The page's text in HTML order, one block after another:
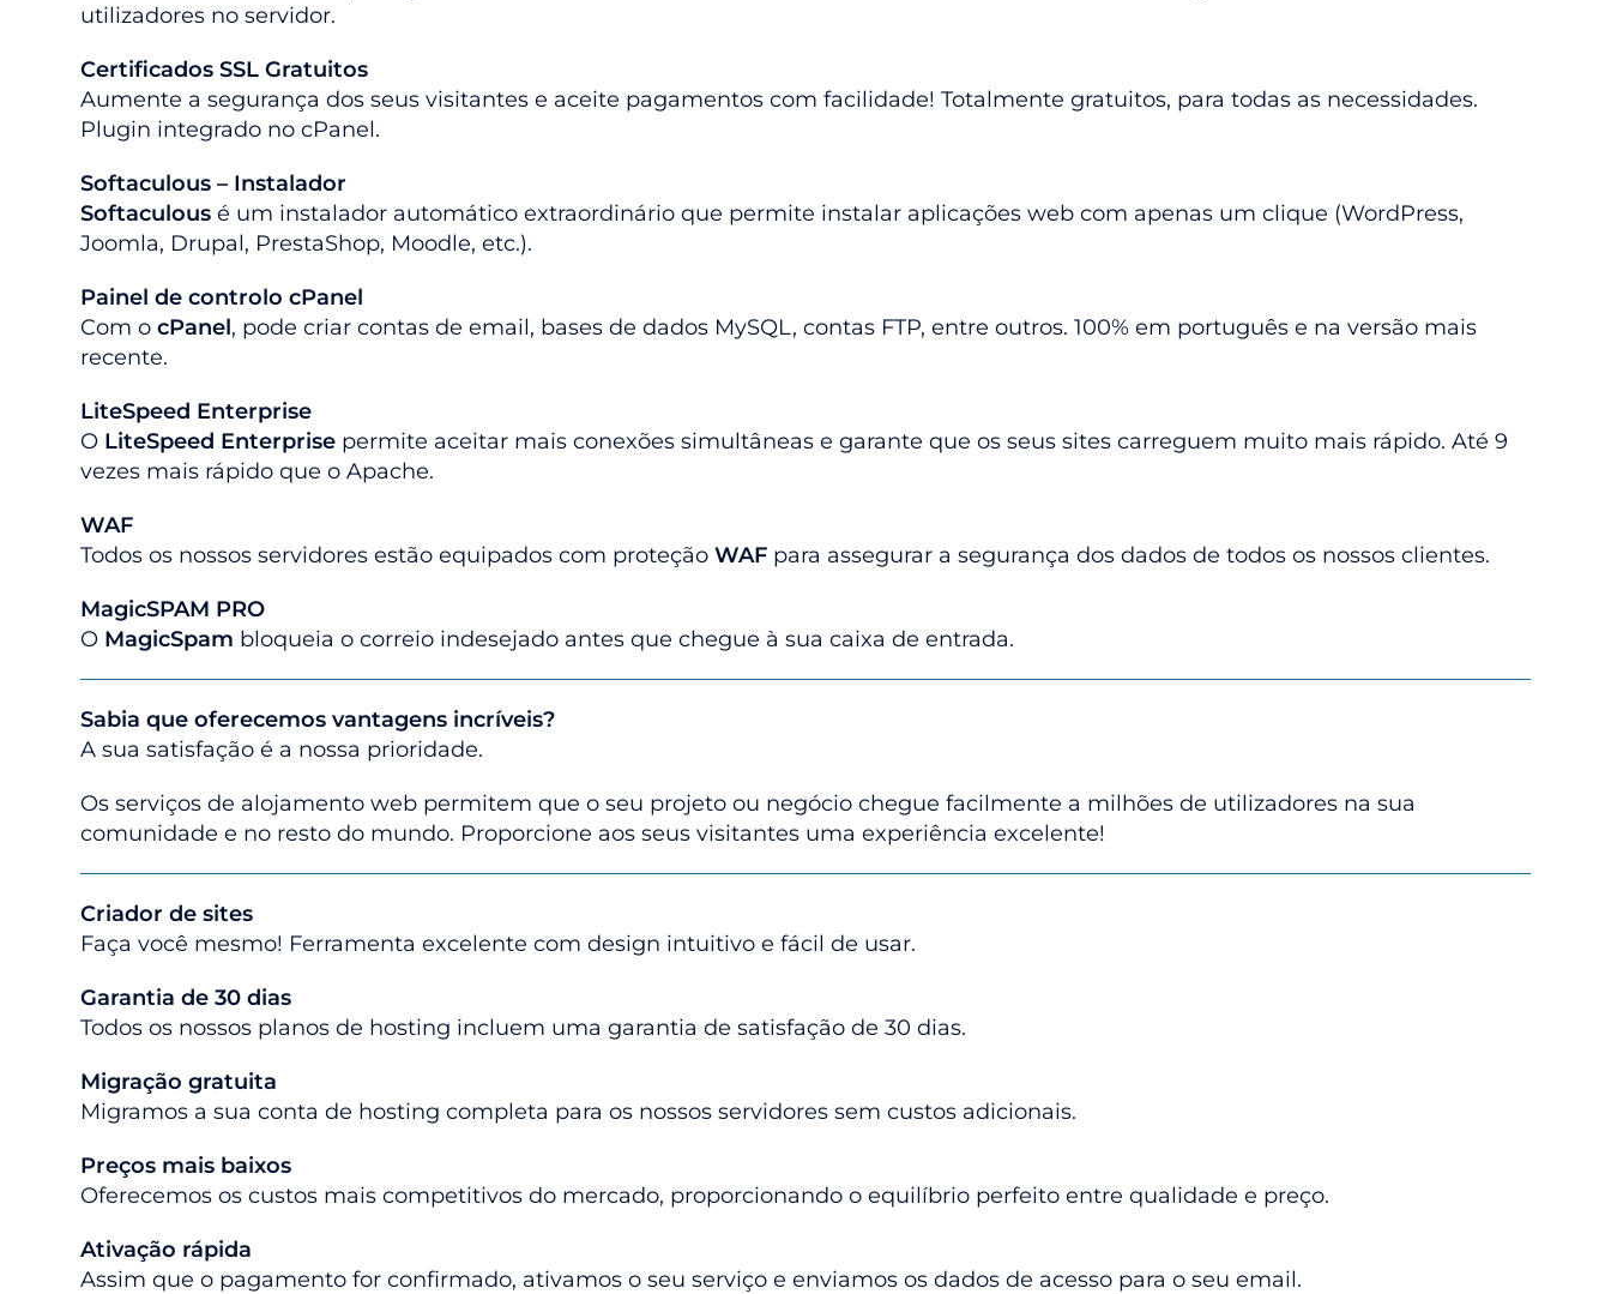
utilizadores no servidor.
Certificados SSL Gratuitos
Aumente a segurança dos seus visitantes e aceite pagamentos com facilidade! Totalmente gratuitos, para todas as necessidades.
Plugin integrado no cPanel.
Softaculous – Instalador
Softaculous é um instalador automático extraordinário que permite instalar aplicações web com apenas um clique (WordPress,
Joomla, Drupal, PrestaShop, Moodle, etc.).
Painel de controlo cPanel
Com ocPanel, pode criar contas de email, bases de dados MySQL, contas FTP, entre outros. 100% em português e na versão mais
recente.
LiteSpeed Enterprise
O LiteSpeed Enterprise permite aceitar mais conexões simultâneas e garante que os seus sites carreguem muito mais rápido. Até 9
vezes mais rápido que o Apache.
WAF
Todos os nossos servidores estão equipados com proteçãoWAF para assegurar a segurança dos dados de todos os nossos clientes.
MagicSPAM PRO
O MagicSpam bloqueia o correio indesejado antes que chegue à sua caixa de entrada.
Sabia que oferecemos vantagens incríveis?
A sua satisfação é a nossa prioridade.
Os serviços de alojamento web permitem que o seu projeto ou negócio chegue facilmente a milhões de utilizadores na sua
comunidade e no resto do mundo. Proporcione aos seus visitantes uma experiência excelente!
Criador de sites
Faça você mesmo! Ferramenta excelente com design intuitivo e fácil de usar.
Garantia de 30 dias
Todos os nossos planos de hosting incluem uma garantia de satisfação de 30 dias.
Migração gratuita
Migramos a sua conta de hosting completa para os nossos servidores sem custos adicionais.
Preços mais baixos
Oferecemos os custos mais competitivos do mercado, proporcionando o equilíbrio perfeito entre qualidade e preço.
Ativação rápida
Assim que o pagamento for confirmado, ativamos o seu serviço e enviamos os dados de acesso para o seu email.